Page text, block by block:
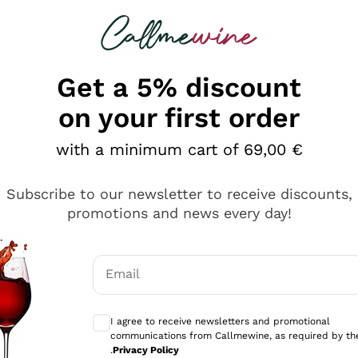
looking for
è male ma secondo me ci sono alternative che
Get a 5% discount
on your first order
with a minimum cart of 69,00 €
Subscribe to our newsletter to receive discounts,
promotions and news every day!
Email
I agree to receive newsletters and promotional
communications from Callmewine, as required by
.Privacy Policy